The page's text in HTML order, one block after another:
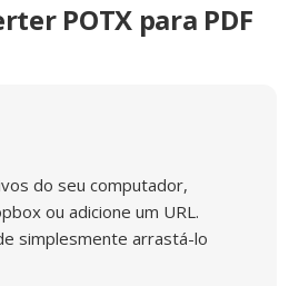
POTX para PDF
do seu computador,
ou adicione um URL.
simplesmente arrastá-lo